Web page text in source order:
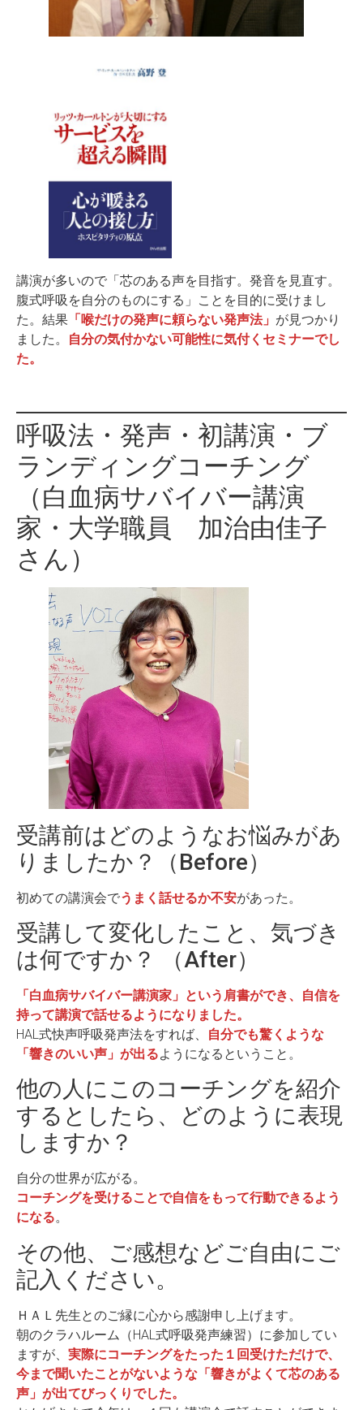
講演が多いので「芯のある声を目指す。発音を見直す。
腹式呼吸を自分のものにする」ことを目的に受けまし
た。結果 「喉だけの発声に頼らない発声法」 が見つかり
ました。
自分の気付かない可能性に気付くセミナーでし
た。
呼吸法・発声・初講演・ブ
ランディングコーチング
（白血病サバイバー講演
家・大学職員 加治由佳子
さん）
受講前はどのようなお悩みがあ
りましたか？（Before）
初めての講演会でうまく話せるか不安があった。
受講して変化したこと、気づき
は何ですか？ （After）
「白血病サバイバー講演家」という肩書ができ、自信を
持って講演で話せるようになりました。
HAL式快声呼吸発声法をすれば、
自分でも驚くような
「響きのいい声」が出るようになるということ。
他の人にこのコーチングを紹介
するとしたら、どのように表現
しますか？
自分の世界が広がる。
コーチングを受けることで自信をもって行動できるよう
になる。
その他、ご感想などご自由にご
記入ください。
ＨＡＬ先生とのご縁に心から感謝申し上げます。
朝のクラハルーム（HAL式呼吸発声練習）に参加してい
ますが、 実際にコーチングをたった１回受けただけで、
今まで聞いたことがないような「響きがよくて芯のある
声」が出てびっくりでした。